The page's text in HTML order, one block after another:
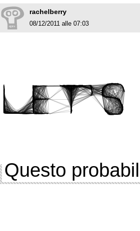
rachelberry
08/12/2011 alle 07:03
Questo